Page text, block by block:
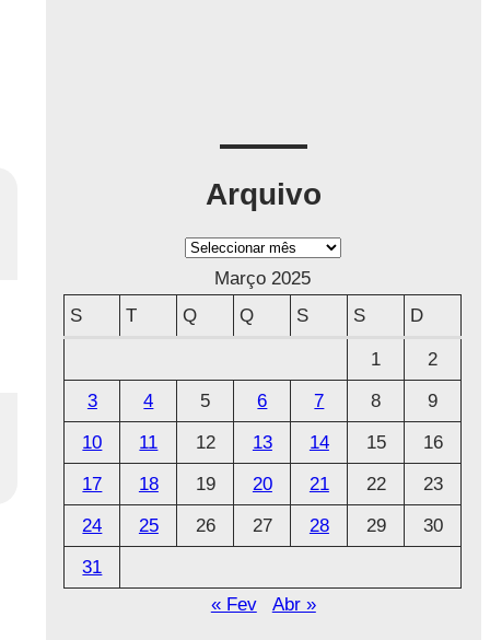
Arquivo
A
q
Março 2025
S
T Q Q S S D
1
2
3
4 5 6 7 8
9
10
11 12 13 14 15
16
17
18 19 20 21 22
23
24
25 26 27 28 29
30
31
« Fev
Abr »